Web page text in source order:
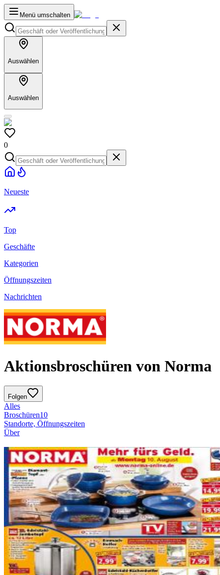
Menü umschalten
Auswählen
Auswählen
0
Neueste
Top
Geschäfte
Kategorien
Öffnungszeiten
Nachrichten
Aktionsbroschüren von Norma
Folgen
Alles
Broschüren10
Standorte, Öffnungszeiten
Über